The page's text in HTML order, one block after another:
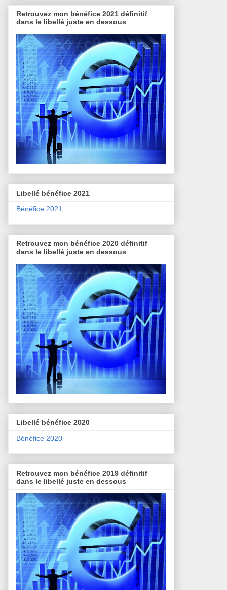
Retrouvez mon bénéfice 2021 définitif
dans le libellé juste en dessous
Libellé bénéfice 2021
Bénéfice 2021
Retrouvez mon bénéfice 2020 définitif
dans le libellé juste en dessous
Libellé bénéfice 2020
Bénéfice 2020
Retrouvez mon bénéfice 2019 définitif
dans le libellé juste en dessous